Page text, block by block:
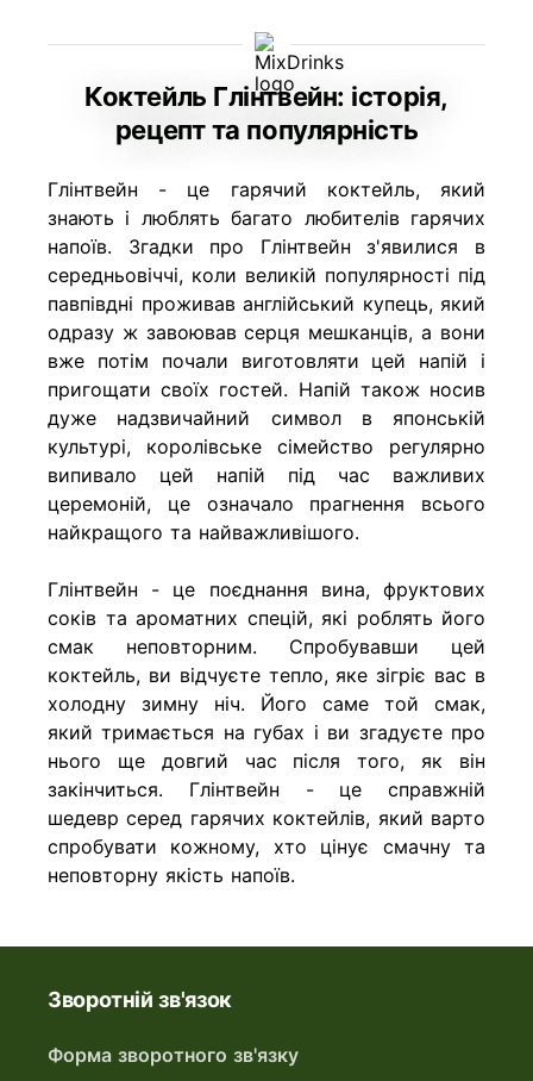
Коктейль Глінтвейн: історія,
рецепт та популярність
Глінтвейн - це гарячий коктейль, який
знають і люблять багато любителів гарячих
напоїв. Згадки про Глінтвейн з'явилися в
середньовіччі, коли великій популярності під
павпівдні проживав англійський купець, який
одразу ж завоював серця мешканців, а вони
вже потім почали виготовляти цей напій і
пригощати своїх гостей. Напій також носив
дуже надзвичайний символ в японській
культурі, королівське сімейство регулярно
випивало цей напій під час важливих
церемоній, це означало прагнення всього
найкращого та найважливішого.
Глінтвейн - це поєднання вина, фруктових
соків та ароматних спецій, які роблять його
смак неповторним. Спробувавши цей
коктейль, ви відчуєте тепло, яке зігріє вас в
холодну зимну ніч. Його саме той смак,
який тримається на губах і ви згадуєте про
нього ще довгий час після того, як він
закінчиться. Глінтвейн - це справжній
шедевр серед гарячих коктейлів, який варто
спробувати кожному, хто цінує смачну та
неповторну якість напоїв.
Зворотній зв'язок
Форма зворотного зв'язку